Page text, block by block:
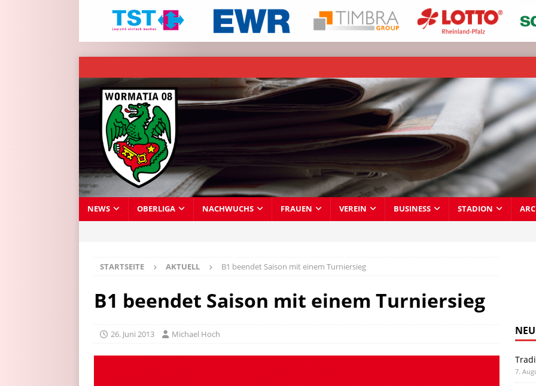
NEWS OBERLIGA NACHWUCHS FRAUEN VEREIN BUSINESS STADION
STARTSEITE AKTUELL B1 beendet Saison mit einem Turniersieg
B1 beendet Saison mit einem Turniersieg
26. Juni 2013 Michael Hoch
7.